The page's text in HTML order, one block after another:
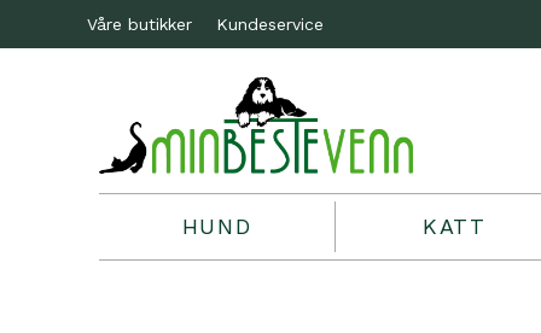
Våre butikker Kundeservice
HUND KATT